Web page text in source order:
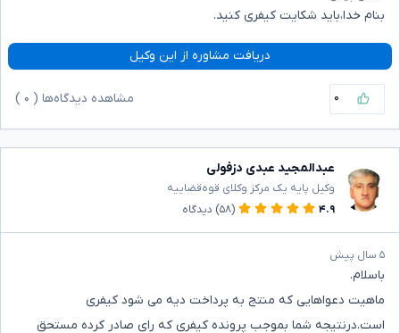
بنام خدا،باید شکایت کیفری کنید.
دریافت مشاوره از این وکیل
۰ مشاهده دیدگاه‌ها ( ۰
عبدالمجید عبدی دزفولی
وکیل پایه یک مرکز وکلای قوه‌قضاییه
۴.۹
(۵۸) دیدگاه
۵ سال پیش
باسلام.
ماهیت دعواهایی که منتج به پرداخت دیه می شود کیفری
است.درنتیجه شما بموجب پرونده کیفری که رای صادر کرده مستحق